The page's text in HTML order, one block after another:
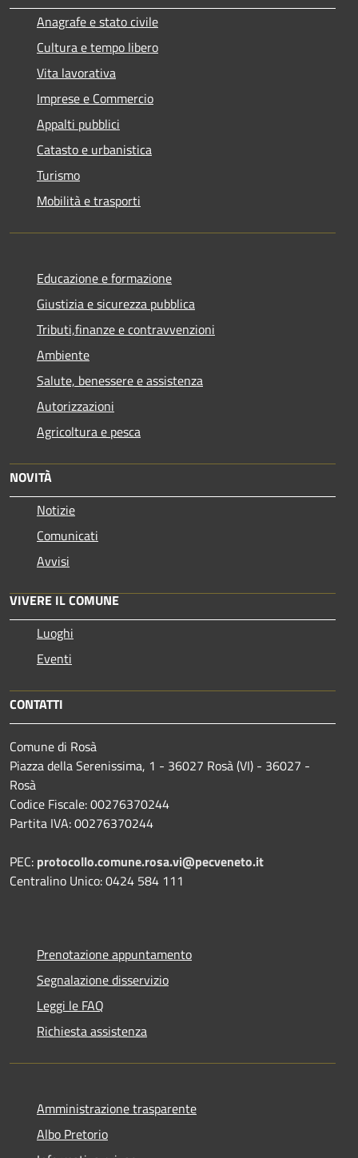
Anagrafe e stato civile
Cultura e tempo libero
Vita lavorativa
Imprese e Commercio
Appalti pubblici
Catasto e urbanistica
Turismo
Mobilità e trasporti
Educazione e formazione
Giustizia e sicurezza pubblica
Tributi,finanze e contravvenzioni
Ambiente
Salute, benessere e assistenza
Autorizzazioni
Agricoltura e pesca
NOVITÀ
Notizie
Comunicati
Avvisi
VIVERE IL COMUNE
Luoghi
Eventi
CONTATTI
Comune di Rosà
Piazza della Serenissima, 1 - 36027 Rosà (VI) - 36027 -
Rosà
Codice Fiscale: 00276370244
Partita IVA: 00276370244
PEC: protocollo.comune.rosa.vi@pecveneto.it
Centralino Unico: 0424 584 111
Prenotazione appuntamento
Segnalazione disservizio
Leggi le FAQ
Richiesta assistenza
Amministrazione trasparente
Albo Pretorio